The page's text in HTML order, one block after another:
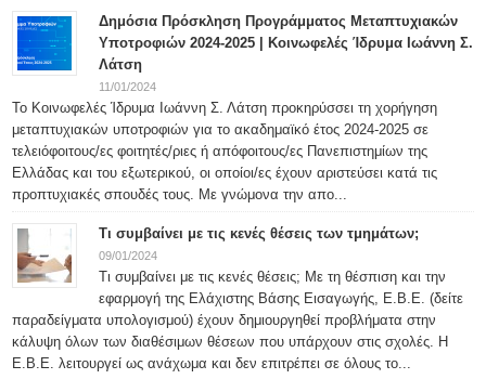
Δημόσια Πρόσκληση Προγράμματος Μεταπτυχιακών
Υποτροφιών 2024-2025 | Κοινωφελές Ίδρυμα Ιωάννη Σ.
Λάτση
11/01/2024
Το Κοινωφελές Ίδρυμα Ιωάννη Σ. Λάτση προκηρύσσει τη χορήγηση
μεταπτυχιακών υποτροφιών για το ακαδημαϊκό έτος 2024-2025 σε
τελειόφοιτους/ες φοιτητές/ριες ή απόφοιτους/ες Πανεπιστημίων της
Ελλάδας και του εξωτερικού, οι οποίοι/ες έχουν αριστεύσει κατά τις
προπτυχιακές σπουδές τους. Με γνώμονα την απο...
Τι συμβαίνει με τις κενές θέσεις των τμημάτων;
09/01/2024
Τι συμβαίνει με τις κενές θέσεις; Με τη θέσπιση και την
εφαρμογή της Ελάχιστης Βάσης Εισαγωγής, Ε.Β.Ε. (δείτε
παραδείγματα υπολογισμού) έχουν δημιουργηθεί προβλήματα στην
κάλυψη όλων των διαθέσιμων θέσεων που υπάρχουν στις σχολές. Η
Ε.Β.Ε. λειτουργεί ως ανάχωμα και δεν επιτρέπει σε όλους το...